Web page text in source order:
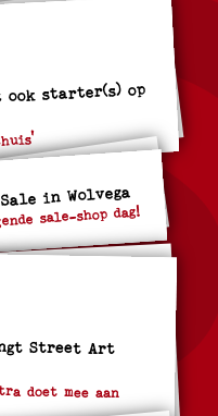
starter(s) op
in Wolvega
sale-shop dag!
Street Art
doet mee aan